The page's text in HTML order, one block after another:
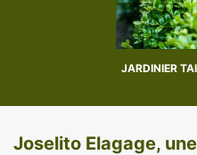
JARDINIER
Joselito Elagage,